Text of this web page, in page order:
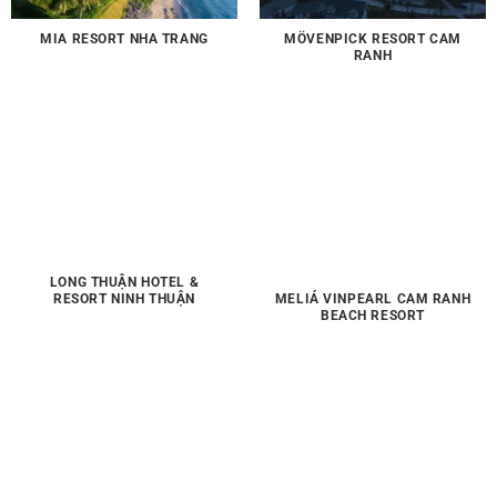
MIA RESORT NHA TRANG
MÖVENPICK RESORT CAM
RANH
LONG THUẬN HOTEL &
RESORT NINH THUẬN
MELIÁ VINPEARL CAM RANH
BEACH RESORT